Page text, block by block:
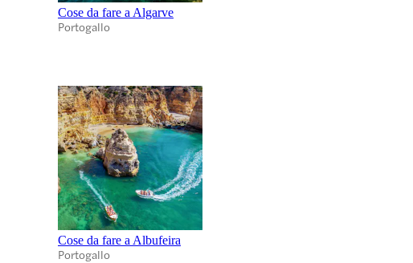
Cose da fare a Algarve
Portogallo
Cose da fare a Albufeira
Portogallo